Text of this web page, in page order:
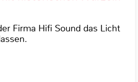
Firma Hifi Sound das Licht